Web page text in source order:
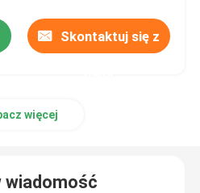
Skontaktuj się z
więcej
wiadomość